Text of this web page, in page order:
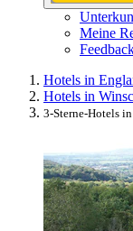
Meine
Hotels in
Hotels in
3-Sterne-Hotels